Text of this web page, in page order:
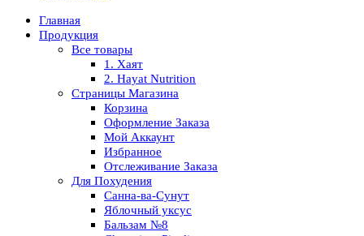
Главная
Продукция
Все товары
1. Хаят
2. Hayat Nutrition
Страницы Магазина
Корзина
Оформление Заказа
Мой Аккаунт
Избранное
Отслеживание Заказа
Для Похудения
Санна-ва-Сунут
Яблочный уксус
Бальзам №8